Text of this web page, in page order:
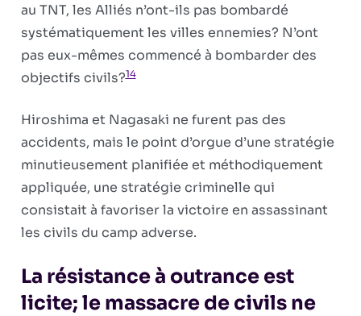
au TNT, les Alliés n’ont-ils pas bombardé
systématiquement les villes ennemies? N’ont
pas eux-mêmes commencé à bombarder des
objectifs civils?14
Hiroshima et Nagasaki ne furent pas des
accidents, mais le point d’orgue d’une stratégie
minutieusement planifiée et méthodiquement
appliquée, une stratégie criminelle qui
consistait à favoriser la victoire en assassinant
les civils du camp adverse.
La résistance à outrance est
licite; le massacre de civils ne